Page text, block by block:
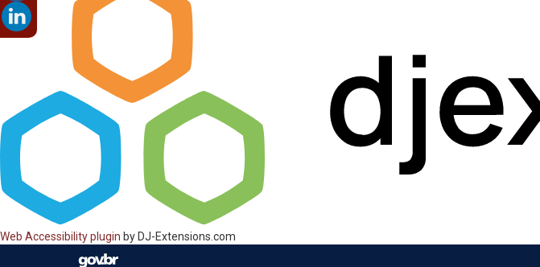
Web Accessibility plugin by DJ-Extensions.com